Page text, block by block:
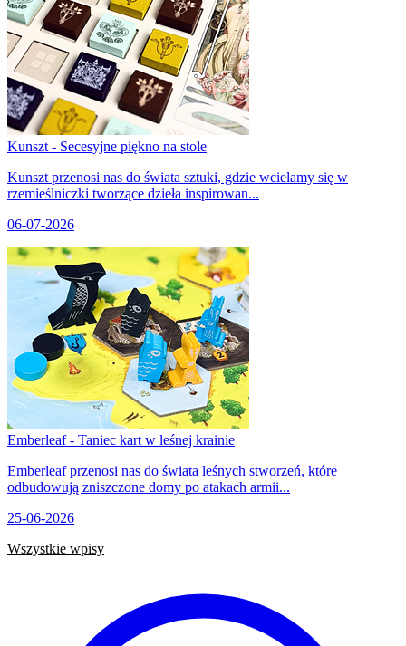
Kunszt - Secesyjne piękno na stole
Kunszt przenosi nas do świata sztuki, gdzie wcielamy się w
rzemieślniczki tworzące dzieła inspirowan...
06-07-2026
Emberleaf - Taniec kart w leśnej krainie
Emberleaf przenosi nas do świata leśnych stworzeń, które
odbudowują zniszczone domy po atakach armii...
25-06-2026
Wszystkie wpisy